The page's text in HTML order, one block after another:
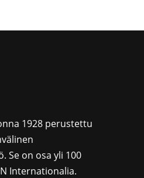
1928 perustettu
Se on osa yli 100
Internationalia.